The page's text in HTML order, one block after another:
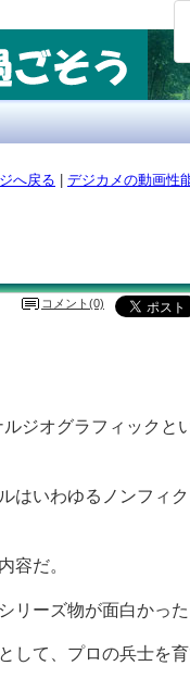
へ戻る デジカメの動画性
コメント(0)
ルジオグラフィックと
はいわゆるノンフィ
容だ。
リーズ物が面白かった
して、プロの兵士を